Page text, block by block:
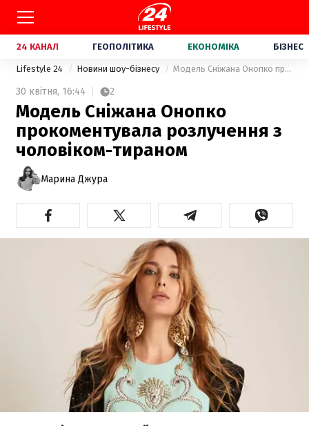
24 КАНАЛ ГЕОПОЛІТИКА ЕКОНОМІКА БІЗНЕС
Lifestyle 24 Новини шоу-бізнесу Модель Сніжана Онопко прокоментувала розлучення з чоловіком-тираном
30 квітня, 16:44 2
Модель Сніжана Онопко
прокоментувала розлучення з
чоловіком-тираном
Марина Джура